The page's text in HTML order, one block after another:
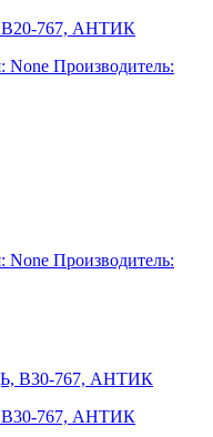
767, АНТИК
None Производитель:
None Производитель:
767, АНТИК